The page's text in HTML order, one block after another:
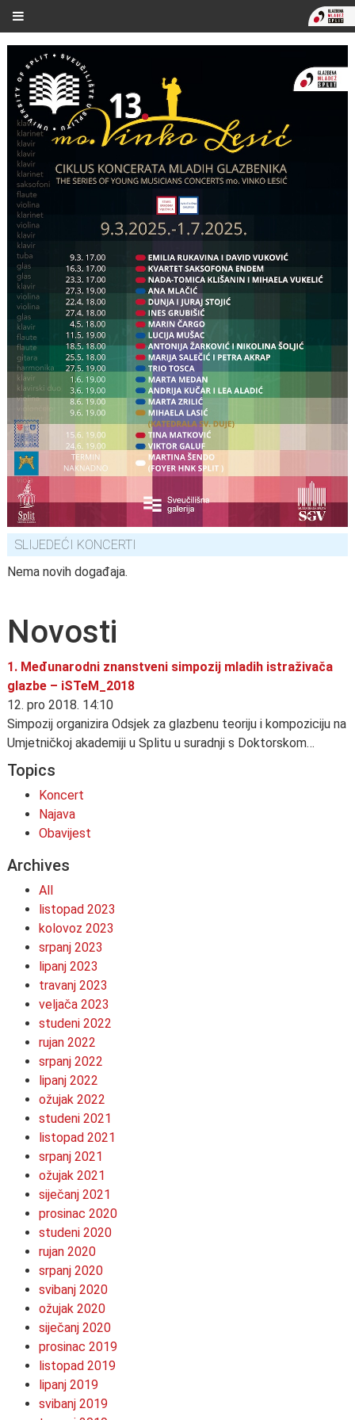
SLIJEDEĆI KONCERTI
Nema novih događaja.
Novosti
1. Međunarodni znanstveni simpozij mladih istraživača
glazbe – iSTeM_2018
12. pro 2018. 14:10
Simpozij organizira Odsjek za glazbenu teoriju i kompoziciju na
Umjetničkoj akademiji u Splitu u suradnji s Doktorskom…
Topics
Koncert
Najava
Obavijest
Archives
All
listopad 2023
kolovoz 2023
srpanj 2023
lipanj 2023
travanj 2023
veljača 2023
studeni 2022
rujan 2022
srpanj 2022
lipanj 2022
ožujak 2022
studeni 2021
listopad 2021
srpanj 2021
ožujak 2021
siječanj 2021
prosinac 2020
studeni 2020
rujan 2020
srpanj 2020
svibanj 2020
ožujak 2020
siječanj 2020
prosinac 2019
listopad 2019
lipanj 2019
svibanj 2019